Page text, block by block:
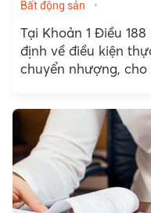
Bất động sản
Tại Khoản 1 Điều
định về điều kiện
chuyển nhượng, cho